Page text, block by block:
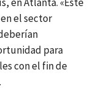
el sector
para
con el fin de